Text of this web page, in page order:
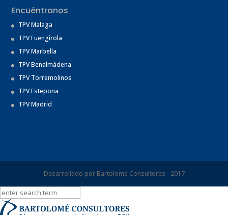
Encuéntranos
TPV Malaga
TPV Fuengirola
TPV Marbella
TPV Benalmádena
TPV Torremolinos
TPV Estepona
TPV Madrid
Desarrollado por Bartolomé Consultores - 2017